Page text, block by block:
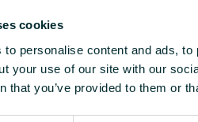
cookies
to personalise content and ads,
your use of our site with our
that you’ve provided to them or